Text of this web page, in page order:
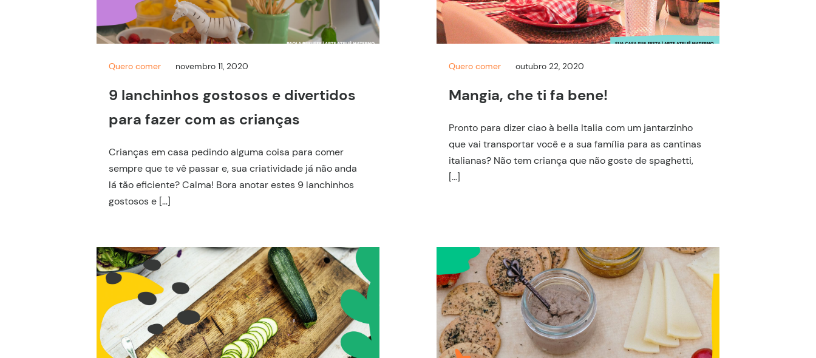
Quero comer novembro 11, 2020
9 lanchinhos gostosos e divertidos
para fazer com as crianças
Crianças em casa pedindo alguma coisa para comer
sempre que te vê passar e, sua criatividade já não anda
lá tão eficiente? Calma! Bora anotar estes 9 lanchinhos
gostosos e […]
Quero comer outubro 22, 2020
Mangia, che ti fa bene!
Pronto para dizer ciao à bella Italia com um jantarzinho
que vai transportar você e a sua família para as cantinas
italianas? Não tem criança que não goste de spaghetti,
[…]